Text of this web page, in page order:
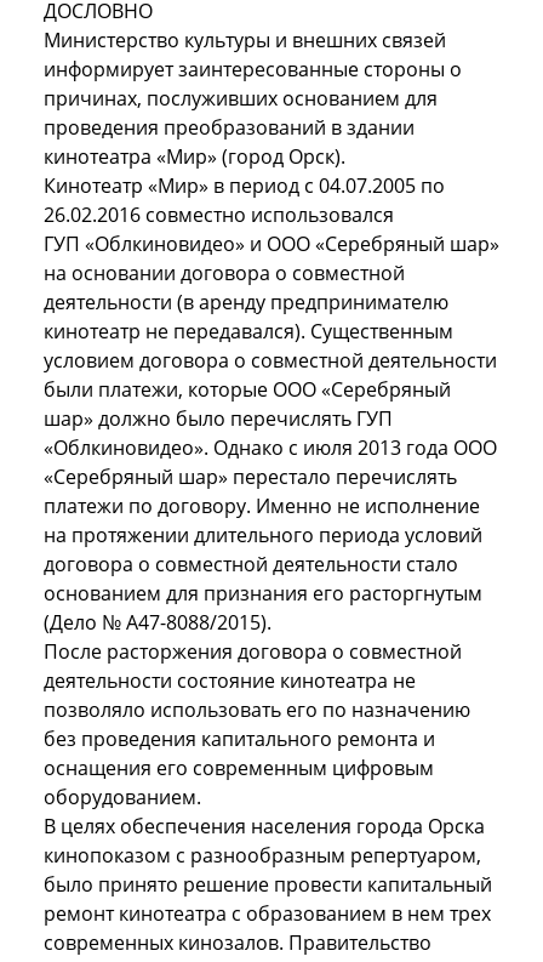
ДОСЛОВНО
Министерство культуры и внешних связей
информирует заинтересованные стороны о
причинах, послуживших основанием для
проведения преобразований в здании
кинотеатра «Мир» (город Орск).
Кинотеатр «Мир» в период с 04.07.2005 по
26.02.2016 совместно использовался
ГУП «Облкиновидео» и ООО «Серебряный шар»
на основании договора о совместной
деятельности (в аренду предпринимателю
кинотеатр не передавался). Существенным
условием договора о совместной деятельности
были платежи, которые ООО «Серебряный
шар» должно было перечислять ГУП
«Облкиновидео». Однако с июля 2013 года ООО
«Серебряный шар» перестало перечислять
платежи по договору. Именно не исполнение
на протяжении длительного периода условий
договора о совместной деятельности стало
основанием для признания его расторгнутым
(Дело № А47-8088/2015).
После расторжения договора о совместной
деятельности состояние кинотеатра не
позволяло использовать его по назначению
без проведения капитального ремонта и
оснащения его современным цифровым
оборудованием.
В целях обеспечения населения города Орска
кинопоказом с разнообразным репертуаром,
было принято решение провести капитальный
ремонт кинотеатра с образованием в нем трех
современных кинозалов. Правительство